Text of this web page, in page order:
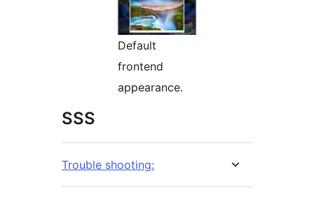
Default
frontend
appearance.
SSS
Trouble shooting: